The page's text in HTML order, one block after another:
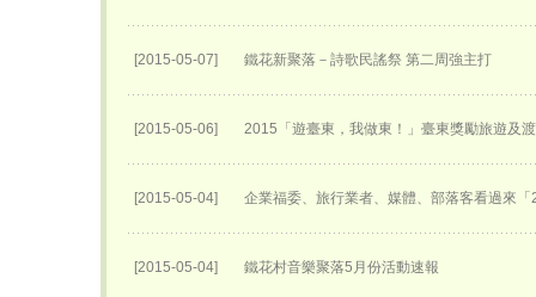
[2015-05-07] 鐵花新聚落－詩歌民謠祭 第二周強主打
[2015-05-06] 2015「遊臺東，我做東！」臺東獎勵旅遊及
[2015-05-04] 企業福委、旅行業者、媒體、部落客看過來
[2015-05-04] 鐵花村音樂聚落5月份活動速報